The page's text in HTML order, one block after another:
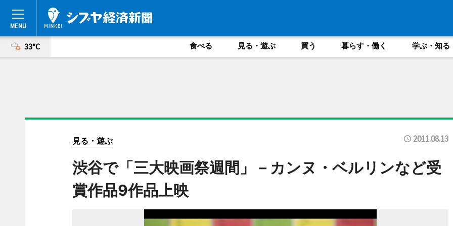
33°C 食べる 見る・遊ぶ 買う 暮らす・働く 学ぶ・知る
見る・遊ぶ 2011.08.13
渋谷で「三大映画祭週間」－カンヌ・ベルリンなど受
賞作品9作品上映